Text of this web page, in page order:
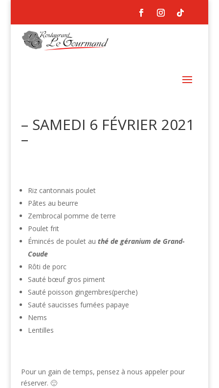
– SAMEDI 6 FÉVRIER 2021
–
Riz cantonnais poulet
Pâtes au beurre
Zembrocal pomme de terre
Poulet frit
Émincés de poulet au thé de géranium de Grand-
Coude
Rôti de porc
Sauté bœuf gros piment
Sauté poisson gingembres(perche)
Sauté saucisses fumées papaye
Nems
Lentilles
Pour un gain de temps, pensez à nous appeler pour
réserver. 🙂